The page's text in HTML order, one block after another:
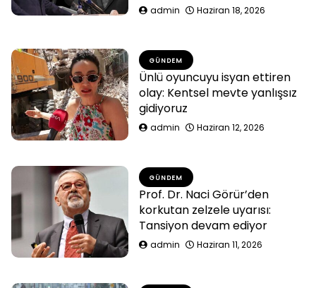
admin Haziran 18, 2026
GÜNDEM
Ünlü oyuncuyu isyan ettiren
olay: Kentsel mevte yanlışsız
gidiyoruz
admin Haziran 12, 2026
GÜNDEM
Prof. Dr. Naci Görür’den
korkutan zelzele uyarısı:
Tansiyon devam ediyor
admin Haziran 11, 2026